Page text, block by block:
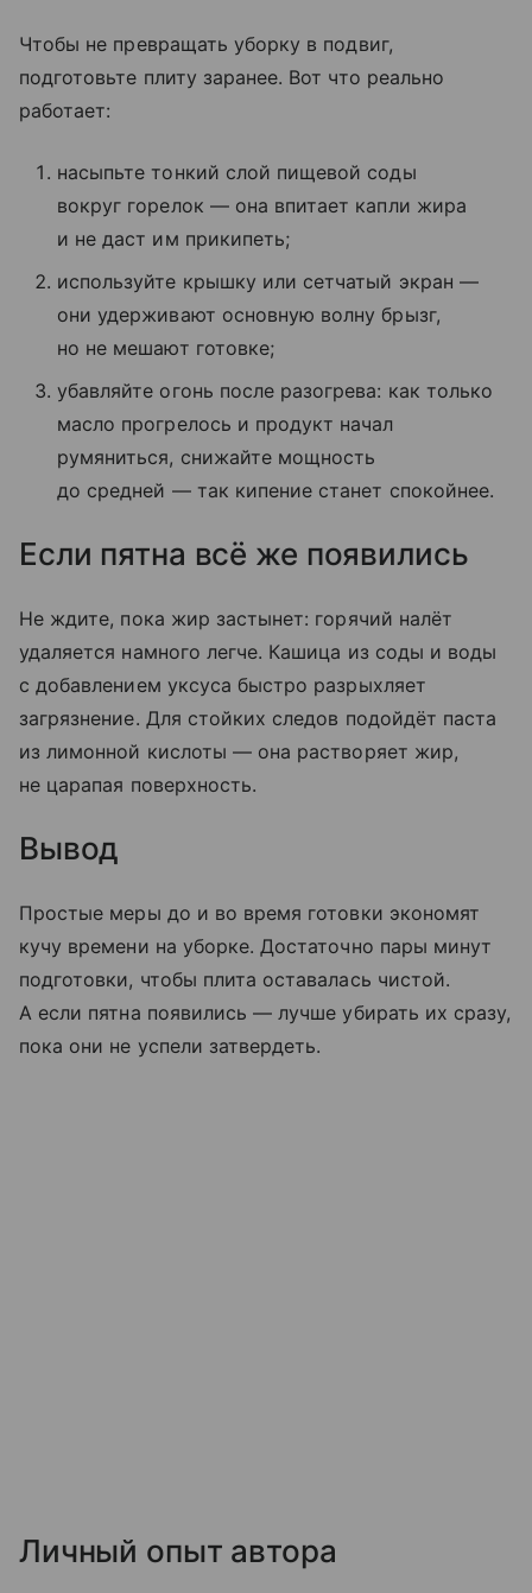
Чтобы не превращать уборку в подвиг,
подготовьте плиту заранее. Вот что реально
работает:
насыпьте тонкий слой пищевой соды
вокруг горелок — она впитает капли жира
и не даст им прикипеть;
используйте крышку или сетчатый экран —
они удерживают основную волну брызг,
но не мешают готовке;
убавляйте огонь после разогрева: как только
масло прогрелось и продукт начал
румяниться, снижайте мощность
до средней — так кипение станет спокойнее.
Если пятна всё же появились
Не ждите, пока жир застынет: горячий налёт
удаляется намного легче. Кашица из соды и воды
с добавлением уксуса быстро разрыхляет
загрязнение. Для стойких следов подойдёт паста
из лимонной кислоты — она растворяет жир,
не царапая поверхность.
Вывод
Простые меры до и во время готовки экономят
кучу времени на уборке. Достаточно пары минут
подготовки, чтобы плита оставалась чистой.
А если пятна появились — лучше убирать их сразу,
пока они не успели затвердеть.
Личный опыт автора